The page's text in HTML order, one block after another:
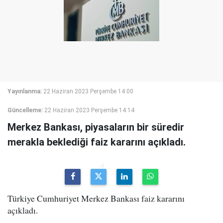
Yayınlanma: 22 Haziran 2023 Perşembe 14:00
Güncelleme: 22 Haziran 2023 Perşembe 14:14
Merkez Bankası, piyasaların bir süredir
merakla beklediği faiz kararını açıkladı.
Türkiye Cumhuriyet Merkez Bankası faiz kararını
açıkladı.